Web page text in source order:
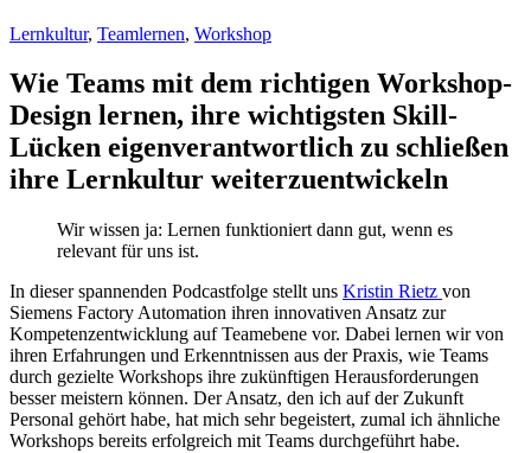
Lernkultur, Teamlernen, Workshop
Wie Teams mit dem richtigen Workshop-
Design lernen, ihre wichtigsten Skill-
Lücken eigenverantwortlich zu schließen
ihre Lernkultur weiterzuentwickeln
Wir wissen ja: Lernen funktioniert dann gut, wenn es
relevant für uns ist.
In dieser spannenden Podcastfolge stellt uns Kristin Rietz von
Siemens Factory Automation ihren innovativen Ansatz zur
Kompetenzentwicklung auf Teamebene vor. Dabei lernen wir von
ihren Erfahrungen und Erkenntnissen aus der Praxis, wie Teams
durch gezielte Workshops ihre zukünftigen Herausforderungen
besser meistern können. Der Ansatz, den ich auf der Zukunft
Personal gehört habe, hat mich sehr begeistert, zumal ich ähnliche
Workshops bereits erfolgreich mit Teams durchgeführt habe.